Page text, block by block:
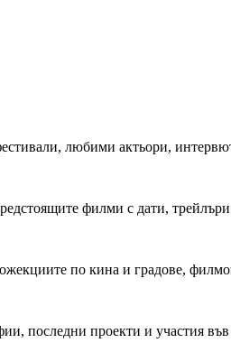
любими актьори,
филми с дати,
по кина и градове,
последни проекти и участия